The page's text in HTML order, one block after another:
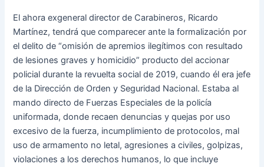
El ahora exgeneral director de Carabineros, Ricardo
Martínez, tendrá que comparecer ante la formalización por
el delito de “omisión de apremios ilegítimos con resultado
de lesiones graves y homicidio” producto del accionar
policial durante la revuelta social de 2019, cuando él era jefe
de la Dirección de Orden y Seguridad Nacional. Estaba al
mando directo de Fuerzas Especiales de la policía
uniformada, donde recaen denuncias y quejas por uso
excesivo de la fuerza, incumplimiento de protocolos, mal
uso de armamento no letal, agresiones a civiles, golpizas,
violaciones a los derechos humanos, lo que incluye